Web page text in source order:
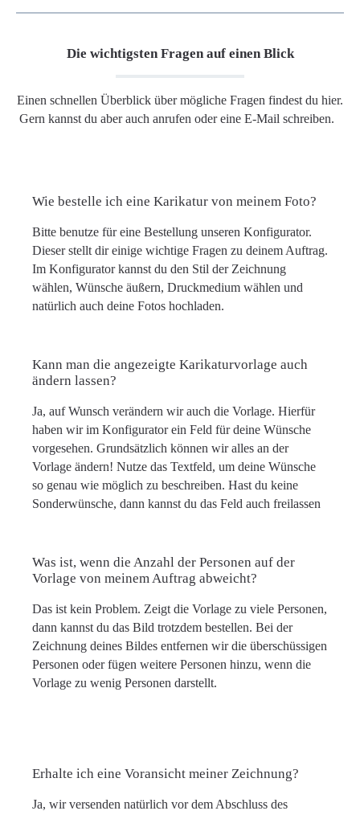
Die wichtigsten Fragen auf einen Blick
Einen schnellen Überblick über mögliche Fragen findest du hier.
Gern kannst du aber auch anrufen oder eine E-Mail schreiben.
Wie bestelle ich eine Karikatur von meinem Foto?
Bitte benutze für eine Bestellung unseren Konfigurator.
Dieser stellt dir einige wichtige Fragen zu deinem Auftrag.
Im Konfigurator kannst du den Stil der Zeichnung
wählen, Wünsche äußern, Druckmedium wählen und
natürlich auch deine Fotos hochladen.
Kann man die angezeigte Karikaturvorlage auch
ändern lassen?
Ja, auf Wunsch verändern wir auch die Vorlage. Hierfür
haben wir im Konfigurator ein Feld für deine Wünsche
vorgesehen. Grundsätzlich können wir alles an der
Vorlage ändern! Nutze das Textfeld, um deine Wünsche
so genau wie möglich zu beschreiben. Hast du keine
Sonderwünsche, dann kannst du das Feld auch freilassen
Was ist, wenn die Anzahl der Personen auf der
Vorlage von meinem Auftrag abweicht?
Das ist kein Problem. Zeigt die Vorlage zu viele Personen,
dann kannst du das Bild trotzdem bestellen. Bei der
Zeichnung deines Bildes entfernen wir die überschüssigen
Personen oder fügen weitere Personen hinzu, wenn die
Vorlage zu wenig Personen darstellt.
Erhalte ich eine Voransicht meiner Zeichnung?
Ja, wir versenden natürlich vor dem Abschluss des